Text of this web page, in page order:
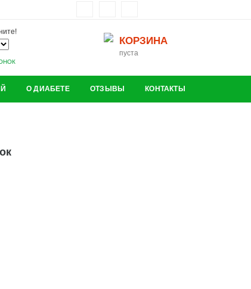
КОРЗИНА
пуста
О ДИАБЕТЕ ОТЗЫВЫ КОНТАКТЫ